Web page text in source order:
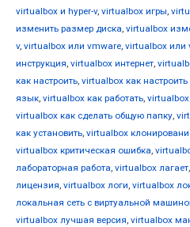
virtualbox и hyper-v, virtualbox игры,
изменить размер диска, virtualbox
v, virtualbox или vmware, virtualbox или
инструкция, virtualbox интернет,
как настроить, virtualbox как настроить
язык, virtualbox как работать, virtualbox
virtualbox как сделать общую папку,
как установить, virtualbox
virtualbox критическая ошибка,
лабораторная работа, virtualbox лагает,
лицензия, virtualbox логи, virtualbox
локальная сеть с виртуальной
virtualbox лучшая версия, virtualbox